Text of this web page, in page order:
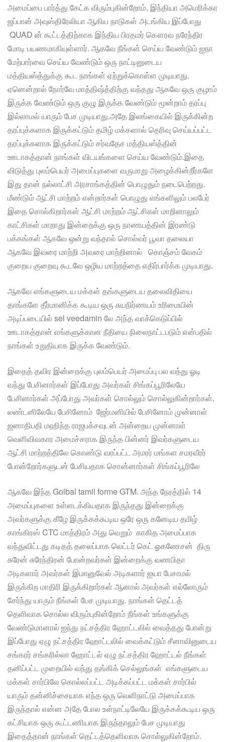
அமைப்பை பார்த்து கேட்க விரும்புகின்றோம். இந்தியா அமெரிக்கா
ஜப்பான் அவுஸ்திரேலியா ஆகிய நாடுகள் அடங்கிய இப்போது
QUAD ன் கூட்டத்திற்காக இந்திய பிரதமர் கௌரவ நரேந்திர
மோடி பயணமாகியுள்ளார். ஆகவே நீங்கள் செய்ய வேண்டும் ஐநா
மேற்பார்வை செய்ய வேண்டும் ஒரு நாட்டினுடைய
மத்தியஸ்த்துக்கு கூட நாங்கள் ஏற்றுக்கொள்ள முடியாது.
ஏனென்றால் நோர்வே மாத்திஷ்த்திற்கு வந்தது ஆகவே ஒரு குழாம்
இருக்க வேண்டும் ஒரு குழு இருக்க வேண்டும் மூன்றாம் தரப்பு
இல்லாமல் யாரும் பேச முடியாது.அதே இலங்கையில் இருக்கின்ற
தரப்புக்களாக இருக்கட்டும் தமிழ் மக்களால் தெரிவு செய்யப்பட்ட
தரப்புக்களாக இருக்கட்டும் சர்வதேச மத்தியஸ்த்தின்
ஊடாகத்தான் நாங்கள் விடயங்களை செய்ய வேண்டும்.இதை
விடுத்து புலம்பெயர் அமைப்புகளை வருமாறு அழைக்கின்றீர்களே
இது தான் நல்லாட்சி அரசாங்கத்தின் பொழுதும் நடைபெற்றது.
மீண்டும் ஆட்சி மாற்றம் என்றார்கள் பொழுது எங்களிலும் பலபேர்
இதை சொல்கிறார்கள் ஆட்சி மாற்றம் ஆட்சிகள் மாறினாலும்
காட்சிகள் மாறாது இன்றைக்கு ஒரு நாணயத்தின் இரண்டு
பக்கங்கள் ஆகவே ஒன்று வந்தால் சொல்வர் பூவா தலையா
ஆகவே இவரை மாற்றி அவரை மாற்றினால் கொஞ்சம் வேகம்
குறைய குறைவு கூடவே ஒழிய மாற்றத்தை எதிர்பார்க்க முடியாது.
ஆகவே எங்களுடைய மக்கள் தங்களுடைய தலைவிதியை
தாங்களே தீர்மானிக்க கூடிய ஒரு சுயநிர்ணயம் உரிமையின்
அடிப்படையில் sel veedamin லே அந்த வாக்கெடுப்பில்
ஊடாகத்தான் எங்களுக்கான நீதியை நிலைநாட்டபடும் என்பதில்
நாங்கள் உறுதியாக இருக்க வேண்டும்.
இதைத் தவிர இன்றைக்கு புலம்பெயர் அமைப்பு பல வந்து ஓடி
வந்து பேசினார்கள் இப்போது அவர்கள் சிங்கப்பூரிலேயே
பேசினார்கள் அப்போது அவர்கள் சொல்லும் சொல்லுகின்றார்கள்.
லண்டனிலேயே பேசினோம் ஜேர்மனியில் பேசினோம் முன்னாள்
ஜனாதிபதி மஹிந்த ராஜபக்சவுடன் அன்றைய முன்னாள்
வெளிவிவகார அமைச்சராக இருந்த பின்னர் இவர்களுடைய
ஆட்சி மாற்றத்திலே கொண்டு வரப்பட்ட அமரர் மங்கள சமரவீரர்
போன்றோர்களுடன் பேசியதாக சொன்னார்கள் சிங்கப்பூரிலே
ஆகவே இந்த Golbal tamil forme GTM. அந்த நேரத்தில் 14
அமைப்புகளை உள்ளடக்கியதாக இருந்தது இன்றைக்கு
அவர்களுக்கு கீழே இருக்கக்கூடிய ஒரே ஒரு கனேடிய தமிழ்
காங்கிரஸ் CTC மாத்திரம் அது வெறும் காகித அமைப்பாக
வந்துவிட்டது கடிதத் தலைப்பாக லெட்டர் கெட் ஓகணேசன் திரு
சுரேன் சுரேந்திரன் போன்றவர்கள் இன்றைக்கு வணபிதா
அடிகளார் அவர்கள் இமானுவேல் அடிகளார் ஐயா பேசாமல்
இருக்கிற மாதிரி இருக்கிறார்கள் ஆனால் அவர்கள் எல்லோரும்
சேர்ந்து யாரும் நீங்கள் பேச முடியாது. நாங்கள் தெட்டத்
தெளிவாக சொல்ல விரும்புகின்றோம் நீங்கள் உங்களுக்கு
வேண்டுமானால் ஐந்து நட்சத்திர ஹோட்டலில் வைத்தது போன்று
இப்போது ஏழு நட்சத்திர ஹோட்டலில் வைக்கட்டும் சீனாவினுடைய
சங்கரர் சங்கரில்லா ஹோட்டல் ஏழு நட்சத்திர ஹோட்டல் நீங்கள்
தனிப்பட்ட முறையில் வந்து தங்கிக் செல்லுங்கள் எங்களுடைய
மக்கள் சார்பிலே கொல்லப்பட்ட அடிக்கப்பட்ட மக்கள் சார்பில்
யாரும் தன்னிச்சையாக எந்த ஒரு வெளிநாட்டு அமைப்பாக
இருந்தால் என்ன அதே போல உள்நாட்டிலேயே இருக்கக்கூடிய ஒரு
கட்சியாக ஒரு கூட்டணியாக இருந்தாலும் பேச முடியாது
இதைத்தான் நாங்கள் தெட்டத்தெளிவாக சொல்லுகின்றோம்.